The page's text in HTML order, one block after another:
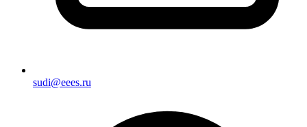
sudi@eees.ru